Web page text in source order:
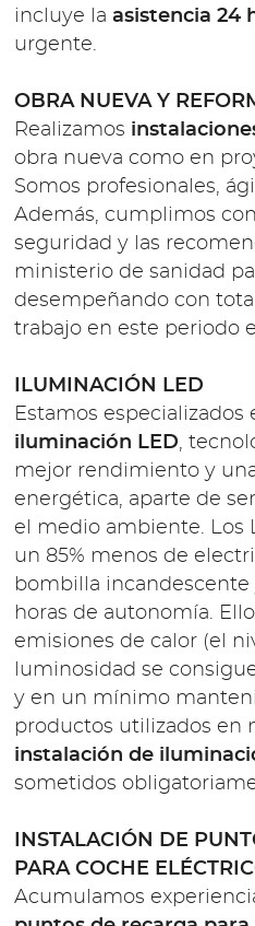
incluye laasistencia 24
urgente.
OBRA NUEVA Y
Realizamos
obra nueva como en
Somos profesionales,
Además, cumplimos
seguridad y las
ministerio de sanidad
desempeñando con
trabajo en este periodo
ILUMINACIÓN LED
Estamos especializados
iluminación LED,
mejor rendimiento y
energética, aparte de
el medio ambiente. Los
un 85% menos de
bombilla
horas de autonomía.
emisiones de calor (el
luminosidad se
y en un mínimo
productos utilizados en
instalación de
sometidos
INSTALACIÓN DE
PARA COCHE
Acumulamos